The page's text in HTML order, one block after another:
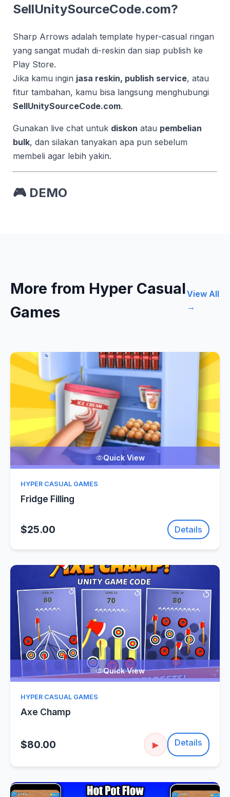
SellUnitySourceCode.com?
Sharp Arrows adalah template hyper-casual ringan
yang sangat mudah di-reskin dan siap publish ke
Play Store.
Jika kamu ingin jasa reskin, publish service, atau
fitur tambahan, kamu bisa langsung menghubungi
SellUnitySourceCode.com.
Gunakan live chat untuk diskon atau pembelian
bulk, dan silakan tanyakan apa pun sebelum
membeli agar lebih yakin.
🎮 DEMO
More from Hyper Casual
Games
View All
→
Quick View
HYPER CASUAL GAMES
Fridge Filling
$25.00 Details
Quick View
HYPER CASUAL GAMES
Axe Champ
$80.00 ▶ Details